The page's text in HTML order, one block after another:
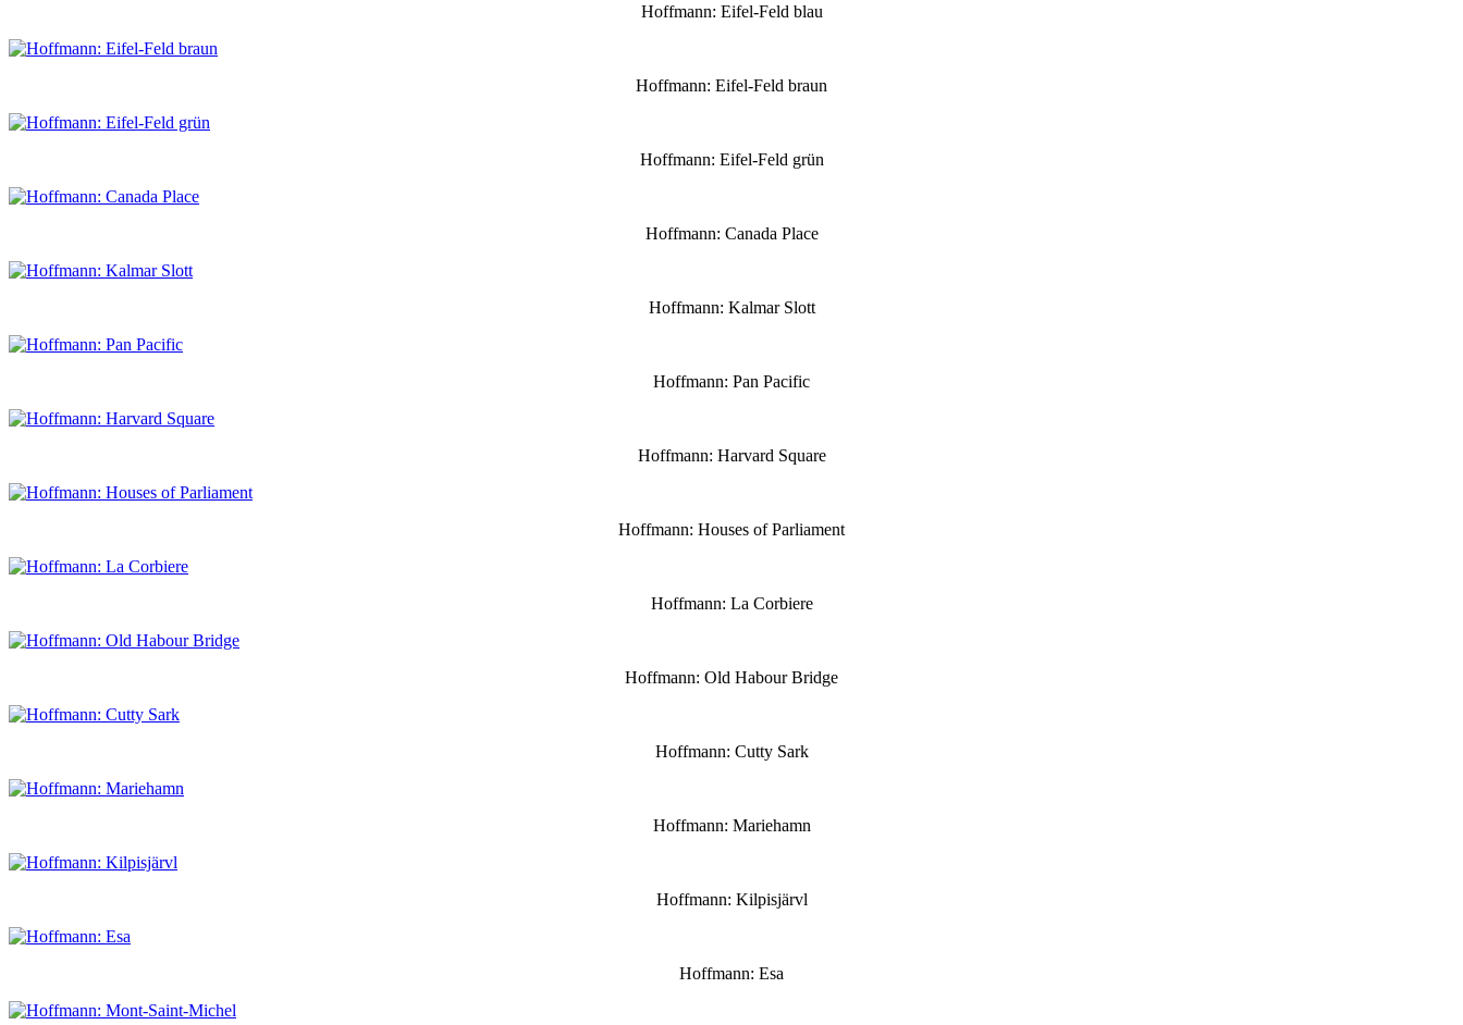
Hoffmann: Eifel-Feld blau
Hoffmann: Eifel-Feld braun
Hoffmann: Eifel-Feld grün
Hoffmann: Canada Place
Hoffmann: Kalmar Slott
Hoffmann: Pan Pacific
Hoffmann: Harvard Square
Hoffmann: Houses of Parliament
Hoffmann: La Corbiere
Hoffmann: Old Habour Bridge
Hoffmann: Cutty Sark
Hoffmann: Mariehamn
Hoffmann: Kilpisjärvl
Hoffmann: Esa